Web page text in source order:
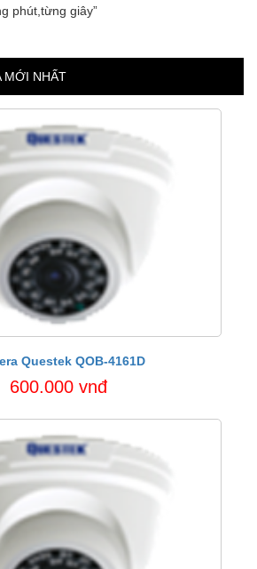
phút,từng giây”
MỚI NHẤT
Questek QOB-4161D
600.000 vnđ